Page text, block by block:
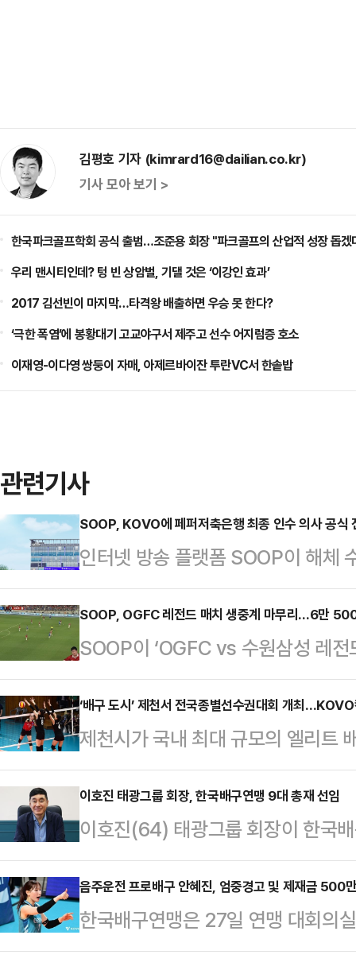
김평호 기자 (kimrard16@dailian.co.kr)
기사 모아 보기 >
한국파크골프학회 공식 출범…조준용 회장 "파크골프의 산업적 성장 돕겠
우리 맨시티인데? 텅 빈 상암벌, 기댈 것은 ‘이강인 효과’
2017 김선빈이 마지막…타격왕 배출하면 우승 못 한다?
‘극한 폭염’에 봉황대기 고교야구서 제주고 선수 어지럼증 호소
이재영-이다영 쌍둥이 자매, 아제르바이잔 투란VC서 한솥밥
관련기사
SOOP, KOVO에 페퍼저축은행 최종 인수 의사 공식
인터넷 방송 플랫폼 SOOP이 해체
행 최종 인수 의사를 공식 전달했
SOOP은 지난 15일 연맹에 페퍼저
전달했다.연맹 규약 제9조(구단 및
또는 경영권 변동에 따른 구단주 변
전까지 관련 신청을 완료하고, 총
단을 양도하는 측은 양도승인신청
해야 하며 ▲…
SOOP, OGFC 레전드 매치 생중계 마무리…6만
SOOP이 ‘OGFC vs 수원삼성 레전
응을 이끌어냈다.SOOP은 지난 19
‘OGFC(더 오리지널 FC)와 수원삼
하게 지연 없이 실시간으로 송출했
스, 리오 퍼디난드, 파트리스 에브
훈, 고종수 등 국내 선수들이 출전
높은 관심을 모았다. 이날 SOOP의
에는 약 6…
‘배구 도시’ 제천서 전국종별선수권대회 개최
제천시가 국내 최대 규모의 엘리트
구선수권대회는 2일부터 5월 8일
육센터, 대원대학교, 제천중학교,
장에서 열린다.대한배구협회(회장
번 대회는 오랜 역사와 전통을 지닌
꾸는 유망선수들이 대거 참가해 기
표와 프로선수를 배출한 대한민국
는 전국 초중고 및 일반부 1…
이호진 태광그룹 회장, 한국배구연맹 9대 총재 선임
이호진(64) 태광그룹 회장이 한국
(총재 조원태)은 28일 서울 마포구
회 및 임시총회를 열고 이호진 태광
다.차기 총재의 임기는 오는 7월부
회에서 이 회장을 차기 총재로 추천
음주운전 프로배구 안혜진, 엄중경고 및 제재금 500
한국배구연맹은 27일 연맹 대회의
벌위원회를 개최했다.안혜진은 지